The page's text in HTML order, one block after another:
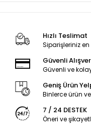
Hızlı Teslimat
Siparişleriniz en
Güvenli
Güvenli ve
Geniş Ürün
Binlerce ürün
7 / 24 DESTEK
Öneri ve